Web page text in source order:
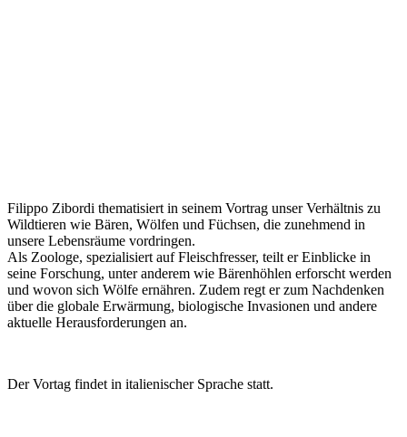
Filippo Zibordi thematisiert in seinem Vortrag unser Verhältnis zu
Wildtieren wie Bären, Wölfen und Füchsen, die zunehmend in
unsere Lebensräume vordringen.
Als Zoologe, spezialisiert auf Fleischfresser, teilt er Einblicke in
seine Forschung, unter anderem wie Bärenhöhlen erforscht werden
und wovon sich Wölfe ernähren. Zudem regt er zum Nachdenken
über die globale Erwärmung, biologische Invasionen und andere
aktuelle Herausforderungen an.
Der Vortag findet in italienischer Sprache statt.